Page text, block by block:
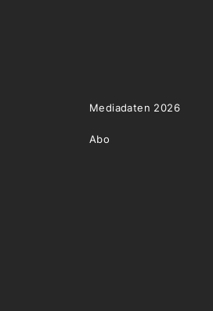
Mediadaten 2026
Abo